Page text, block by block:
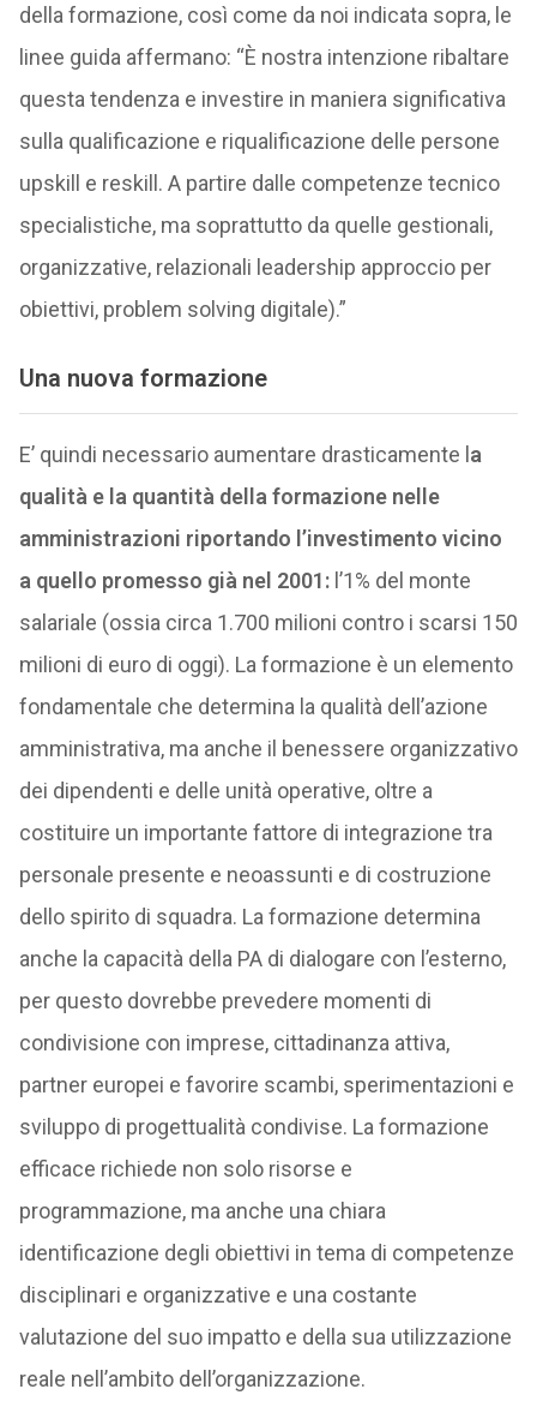
della formazione, così come da noi indicata sopra, le
linee guida affermano: “È nostra intenzione ribaltare
questa tendenza e investire in maniera significativa
sulla qualificazione e riqualificazione delle persone
upskill e reskill. A partire dalle competenze tecnico
specialistiche, ma soprattutto da quelle gestionali,
organizzative, relazionali leadership approccio per
obiettivi, problem solving digitale).”
Una nuova formazione
E’ quindi necessario aumentare drasticamente l a
qualità e la quantità della formazione nelle
amministrazioni riportando l’investimento vicino
a quello promesso già nel 2001:l’1% del monte
salariale (ossia circa 1.700 milioni contro i scarsi 150
milioni di euro di oggi). La formazione è un elemento
fondamentale che determina la qualità dell’azione
amministrativa, ma anche il benessere organizzativo
dei dipendenti e delle unità operative, oltre a
costituire un importante fattore di integrazione tra
personale presente e neoassunti e di costruzione
dello spirito di squadra. La formazione determina
anche la capacità della PA di dialogare con l’esterno,
per questo dovrebbe prevedere momenti di
condivisione con imprese, cittadinanza attiva,
partner europei e favorire scambi, sperimentazioni e
sviluppo di progettualità condivise. La formazione
efficace richiede non solo risorse e
programmazione, ma anche una chiara
identificazione degli obiettivi in tema di competenze
disciplinari e organizzative e una costante
valutazione del suo impatto e della sua utilizzazione
reale nell’ambito dell’organizzazione.